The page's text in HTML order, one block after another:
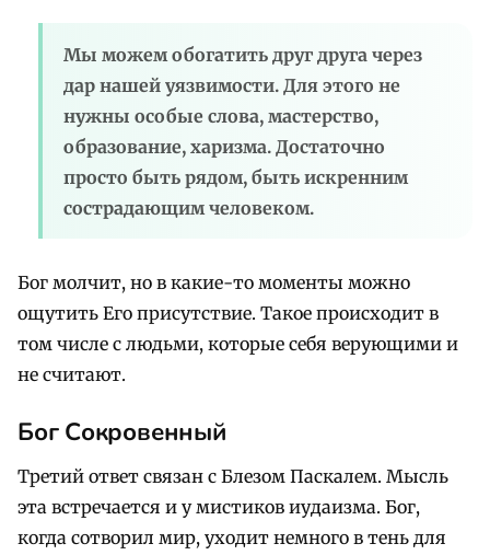
Мы можем обогатить друг друга через
дар нашей уязвимости. Для этого не
нужны особые слова, мастерство,
образование, харизма. Достаточно
просто быть рядом, быть искренним
сострадающим человеком.
Бог молчит, но в какие-то моменты можно
ощутить Его присутствие. Такое происходит в
том числе с людьми, которые себя верующими и
не считают.
Бог Сокровенный
Третий ответ связан с Блезом Паскалем. Мысль
эта встречается и у мистиков иудаизма. Бог,
когда сотворил мир, уходит немного в тень для